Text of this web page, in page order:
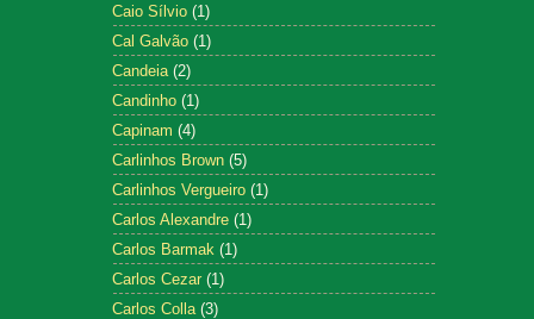
Caio Sílvio (1)
Cal Galvão (1)
Candeia (2)
Candinho (1)
Capinam (4)
Carlinhos Brown (5)
Carlinhos Vergueiro (1)
Carlos Alexandre (1)
Carlos Barmak (1)
Carlos Cezar (1)
Carlos Colla (3)